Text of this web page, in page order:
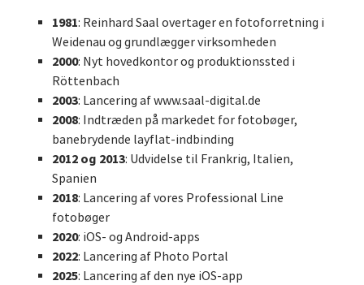
1981: Reinhard Saal overtager en fotoforretning i
Weidenau og grundlægger virksomheden
2000: Nyt hovedkontor og produktionssted i
Röttenbach
2003: Lancering af www.saal-digital.de
2008: Indtræden på markedet for fotobøger,
banebrydende layflat-indbinding
2012 og 2013: Udvidelse til Frankrig, Italien,
Spanien
2018: Lancering af vores Professional Line
fotobøger
2020: iOS- og Android-apps
2022: Lancering af Photo Portal
2025: Lancering af den nye iOS-app